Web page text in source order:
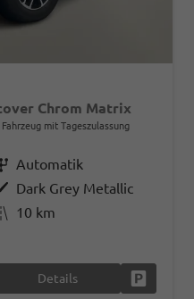
Chrom Matrix
Fahrzeug mit Tageszulassung
GetriebeAutomatik
AußenfarbeDark Grey Metallic
Kilometerstand 10 km
Details